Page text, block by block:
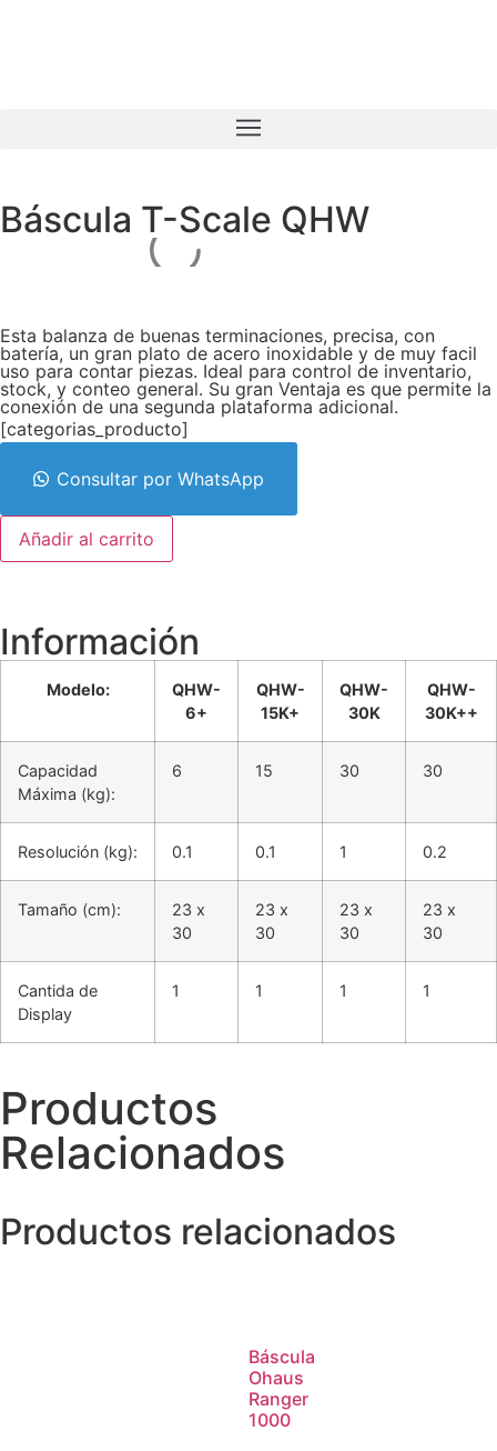
Báscula T-Scale QHW
Esta balanza de buenas terminaciones, precisa, con
batería, un gran plato de acero inoxidable y de muy facil
uso para contar piezas. Ideal para control de inventario,
stock, y conteo general. Su gran Ventaja es que permite la
conexión de una segunda plataforma adicional.
[categorias_producto]
Consultar por WhatsApp
Añadir al carrito
Información
Modelo:
QHW-
6+
QHW-
15K+
QHW-
30K
QHW-
30K++
Capacidad
Máxima (kg):
6 15 30 30
Resolución (kg): 0.1 0.1 1 0.2
Tamaño (cm):
23 x
30
23 x
30
23 x
30
23 x
30
Cantida de
Display
1 1 1 1
Productos
Relacionados
Productos relacionados
Báscula
Ohaus
Ranger
1000